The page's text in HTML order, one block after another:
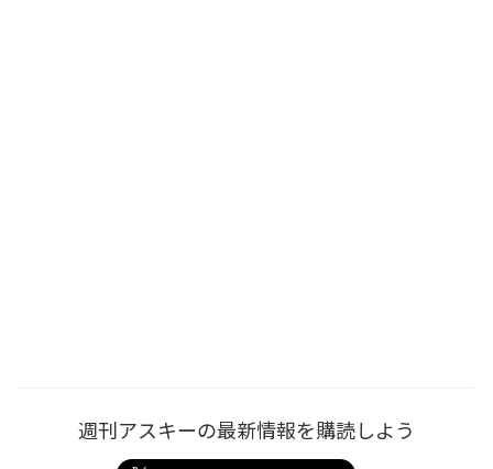
週刊アスキーの最新情報を購読しよう